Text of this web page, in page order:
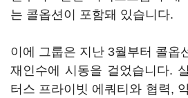
는 콜옵션이 포함돼 있습니다.
이에 그룹은 지난 3월부터 콜옵
재인수에 시동을 걸었습니다.
터스 프라이빗 에쿼티와 협력,